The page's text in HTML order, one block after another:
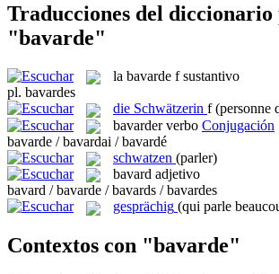
Traducciones del diccionario
"bavarde"
la bavarde f sustantivo
pl. bavardes
die Schwätzerin f (personne
bavarder verbo Conjugación
bavarde / bavardai / bavardé
schwatzen (parler)
bavard adjetivo
bavard / bavarde / bavards / bavardes
gesprächig (qui parle
Contextos con "bavarde"